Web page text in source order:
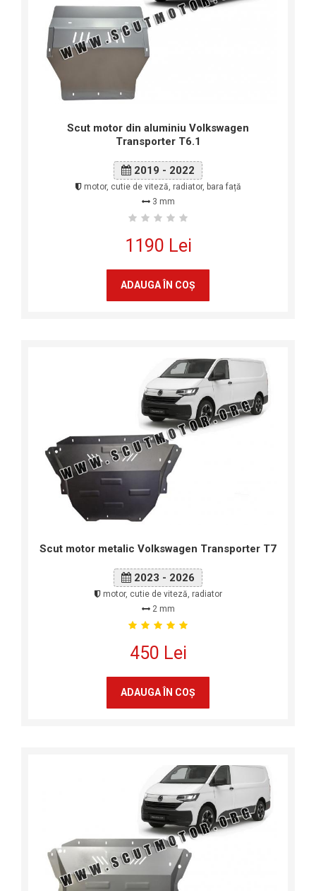
Scut motor din aluminiu Volkswagen
Transporter T6.1
2019 - 2022
motor, cutie de viteză, radiator, bara față
3 mm
1190 Lei
ADAUGA ÎN COŞ
Scut motor metalic Volkswagen Transporter T7
2023 - 2026
motor, cutie de viteză, radiator
2 mm
450 Lei
ADAUGA ÎN COŞ